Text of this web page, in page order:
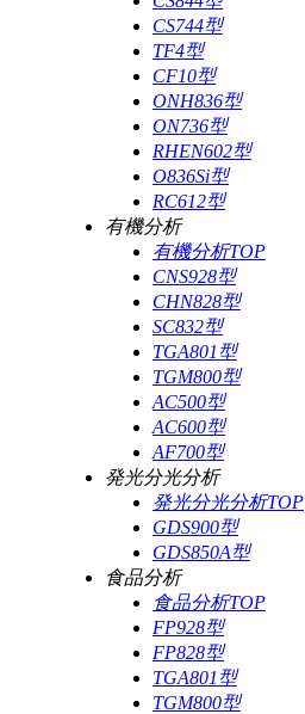
CS744型
TF4型
CF10型
ONH836型
ON736型
RHEN602型
O836Si型
RC612型
有機分析
有機分析TOP
CNS928型
CHN828型
SC832型
TGA801型
TGM800型
AC500型
AC600型
AF700型
発光分光分析
発光分光分析TOP
GDS900型
GDS850A型
食品分析
食品分析TOP
FP928型
FP828型
TGA801型
TGM800型